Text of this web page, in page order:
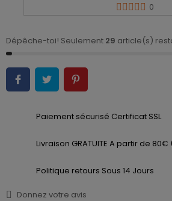
0
Dépêche-toi! Seulement 29 article(s)
Paiement sécurisé Certificat SSL
Livraison GRATUITE A partir de
Politique retours Sous 14 Jours
Donnez votre avis